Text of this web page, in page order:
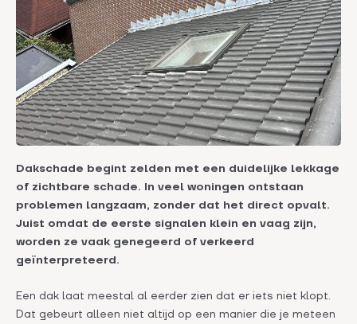
Veranderingen op zolder of onder het dak
Signalen aan de buitenzijde van het dak
Terugkerende problemen zijn een belangrijk
signaal
Waarom vroeg herkennen zo belangrijk is
Wanneer is het verstandig om actie te
ondernemen?
Waarom vroeg herkennen verschil maakt
Dakschade begint zelden met een duidelijke lekkage
of zichtbare schade. In veel woningen ontstaan
problemen langzaam, zonder dat het direct opvalt.
Juist omdat de eerste signalen klein en vaag zijn,
worden ze vaak genegeerd of verkeerd
geïnterpreteerd.
Een dak laat meestal al eerder zien dat er iets niet klopt.
Dat gebeurt alleen niet altijd op een manier die je meteen